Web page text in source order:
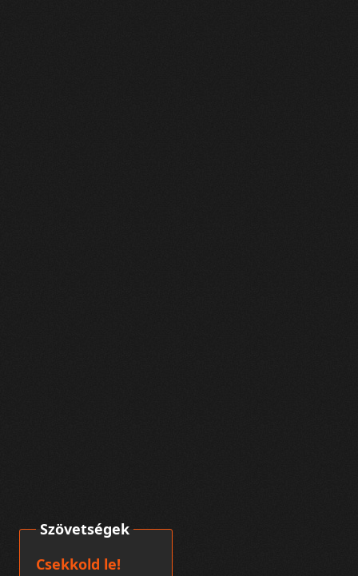
Szövetségek
Csekkold le!